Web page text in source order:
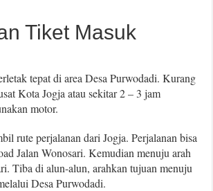
Tiket Masuk
tepat di area Desa Purwodadi. Kurang
Kota Jogja atau sekitar 2 – 3 jam
motor.
rute perjalanan dari Jogja. Perjalanan bisa
Jalan Wonosari. Kemudian menuju arah
Tiba di alun-alun, arahkan tujuan menuju
Desa Purwodadi.